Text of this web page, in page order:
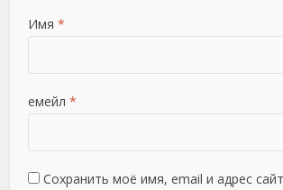
Имя *
емейл *
Сохранить моё имя, email и адрес